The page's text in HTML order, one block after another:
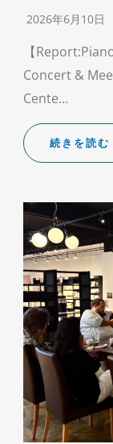
2026年6月10日
【
Concert &
Cente…
続きを読む